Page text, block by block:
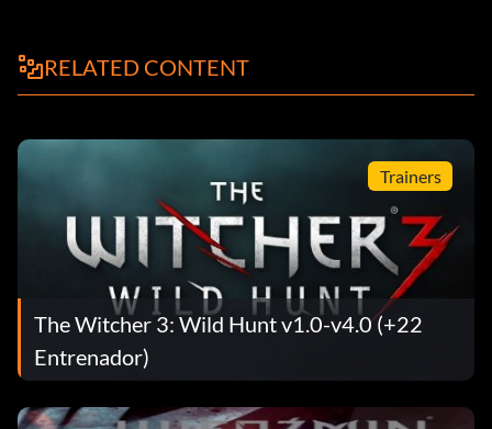
RELATED CONTENT
Trainers
The Witcher 3: Wild Hunt v1.0-v4.0 (+22
Entrenador)